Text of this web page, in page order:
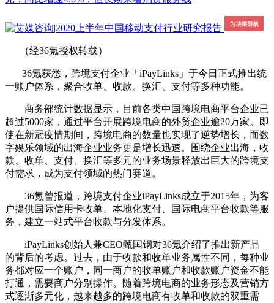
（经36氪授权转载）
36氪获悉，跨境支付企业「iPayLinks」于今日正式推出统
一账户体系，聚合收单、收款、换汇、支付等多种功能。
商务部统计数据显示，目前各类中国跨境电商平台企业已
超过5000家，通过平台开展跨境电商的外贸企业逾20万家。即
使在新冠疫情期间，跨境电商的数量也实现了逆势增长，而数
字娱乐领域的出海企业业务更是增长迅速。围绕企业出海，收
款、收单、支付、换汇等多元的业务场景释放出巨大的跨境支
付需求，成为支付领域的热门赛道。
36氪曾报道，跨境支付企业iPayLinks成立于2015年，为客
户提供国际信用卡收单、本地化支付、国际电商平台收款等服
务，建立一站式平台收款与分发体系。
iPayLinks创始人兼CEO甄国钢对36氪介绍了推出新产品
的背后的考虑。过去，由于收款和收单业务属性不同，每种业
务都对应一个账户，同一商户的收单账户和收款账户资金不能
打通，需要商户分别操作。随着跨境电商的业务形态及营销方
式逐渐多元化，越来越多的跨境电商有收单和收款的双重需